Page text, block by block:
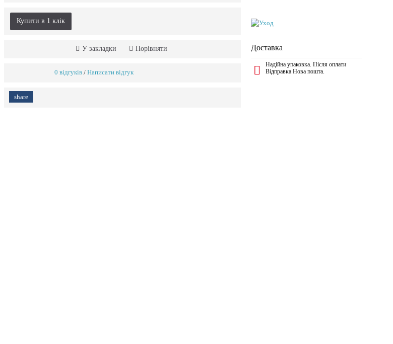
Доставка
Надійна упаковка. Після оплати
Відправка Нова пошта.
Купити в 1 клiк
У закладки Порівняти
0 відгуків / Написати відгук
share